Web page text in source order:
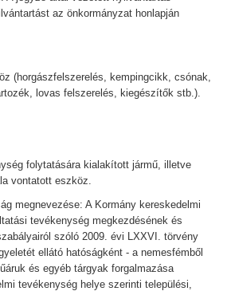
az önkormányzat honlapján
(horgászfelszerelés, kempingcikk, csónak,
lovas felszerelés, kiegészítők stb.).
folytatására kialakított jármű, illetve
vontatott eszköz.
megnevezése: A Kormány kereskedelmi
tevékenység megkezdésének és
szóló 2009. évi LXXVI. törvény
ellátó hatóságként - a nemesfémből
és egyéb tárgyak forgalmazása
tevékenység helye szerinti települési,